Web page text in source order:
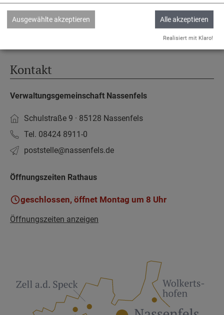
www.vg-nassenfels.de
Bürgerservice-Portal
Kontakt
Verwaltungsgemeinschaft Nassenfels
Schulstraße 9 · 85128 Nassenfels
Tel. 08424 8911-0
poststelle­@nassenfels.de
Öffnungszeiten Rathaus
geschlossen, öffnet Montag um 8 Uhr
Öffnungszeiten anzeigen
Ausgewählte akzeptieren Alle akzeptieren
Realisiert mit Klaro!